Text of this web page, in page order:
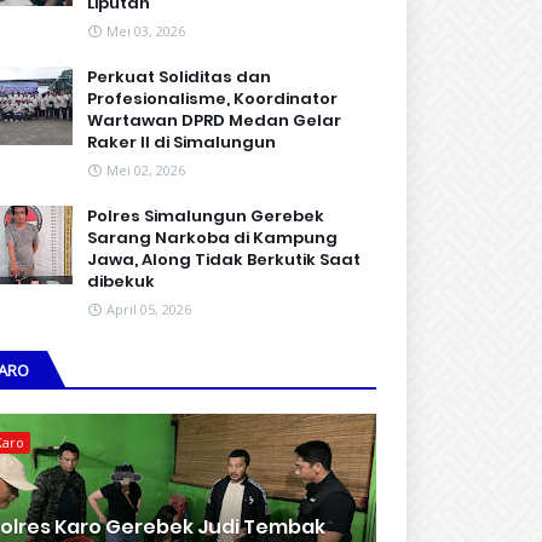
Mei 03, 2026
Perkuat Soliditas dan
Profesionalisme, Koordinator
Wartawan DPRD Medan Gelar
Raker II di Simalungun
Mei 02, 2026
Polres Simalungun Gerebek
Sarang Narkoba di Kampung
Jawa, Along Tidak Berkutik Saat
dibekuk
April 05, 2026
Karo Gerebek Judi Tembak